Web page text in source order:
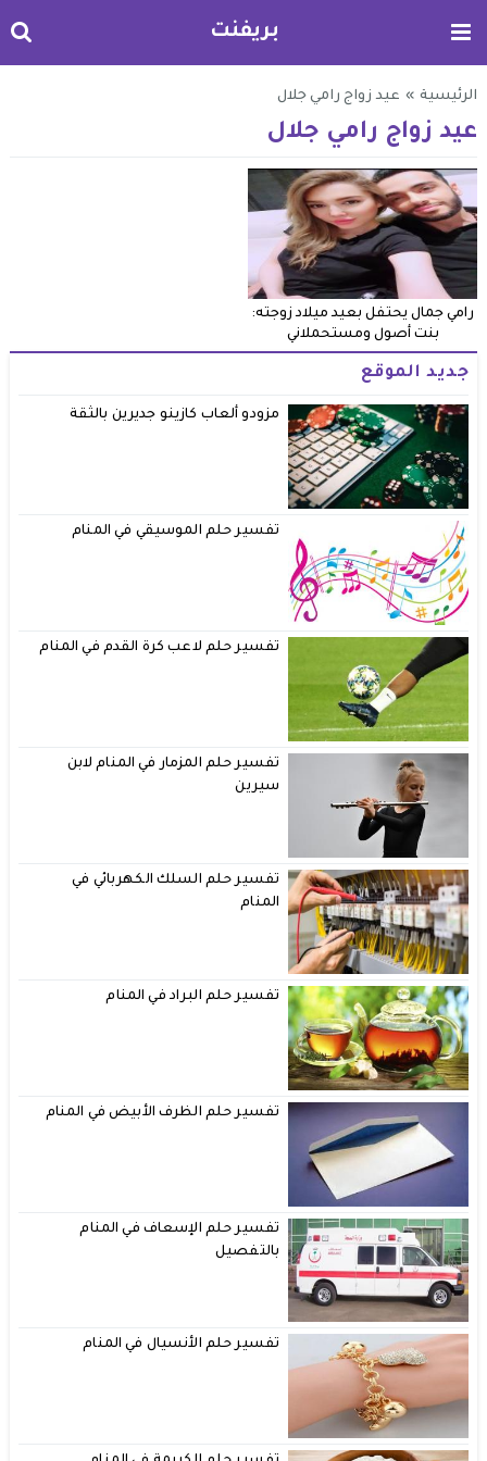
بريفنت
الرئيسية » عيد زواج رامي جلال
عيد زواج رامي جلال
رامي جمال يحتفل بعيد ميلاد زوجته:
بنت أصول ومستحملاني
جديد الموقع
مزودو ألعاب كازينو جديرين بالثقة
تفسير حلم الموسيقي في المنام
تفسير حلم لاعب كرة القدم في المنام
تفسير حلم المزمار في المنام لابن
سيرين
تفسير حلم السلك الكهربائي في
المنام
تفسير حلم البراد في المنام
تفسير حلم الظرف الأبيض في المنام
تفسير حلم الإسعاف في المنام
بالتفصيل
تفسير حلم الأنسيال في المنام